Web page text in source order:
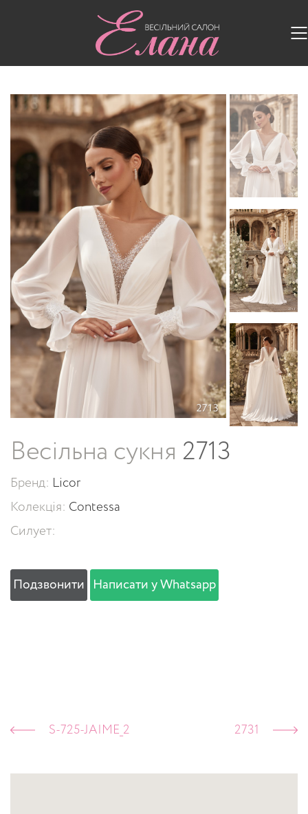
Весільні сукні/
Весільна сукня 2713
Бренд: Licor
Колекція: Contessa
Силует:
Подзвонити Написати у Whatsapp
S-725-JAIME_2 2731